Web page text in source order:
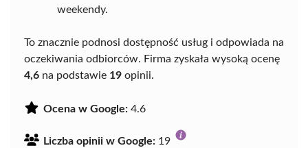
weekendy.
To znacznie podnosi dostępność usług i odpowiada na
oczekiwania odbiorców. Firma zyskała wysoką ocenę
4,6 na podstawie 19 opinii.
Ocena w Google: 4.6
Liczba opinii w Google: 19